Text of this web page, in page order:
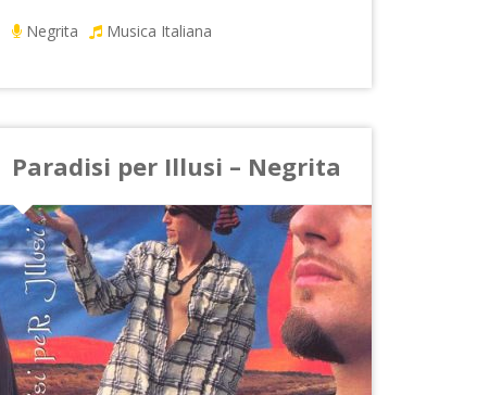
Negrita Musica Italiana
Paradisi per Illusi – Negrita